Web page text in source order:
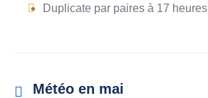
Duplicate par paires à 17 heures
Météo en mai